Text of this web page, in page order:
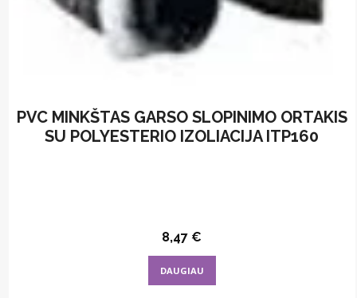
PVC MINKŠTAS GARSO SLOPINIMO ORTAKIS
SU POLYESTERIO IZOLIACIJA ITP160
8,47 €
DAUGIAU